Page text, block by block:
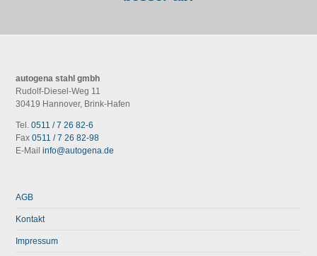
autogena stahl gmbh
Rudolf-Diesel-Weg 11
30419 Hannover, Brink-Hafen
Tel.0511 / 7 26 82-6
Fax0511 / 7 26 82-98
E-Mailinfo@autogena.de
AGB
Kontakt
Impressum